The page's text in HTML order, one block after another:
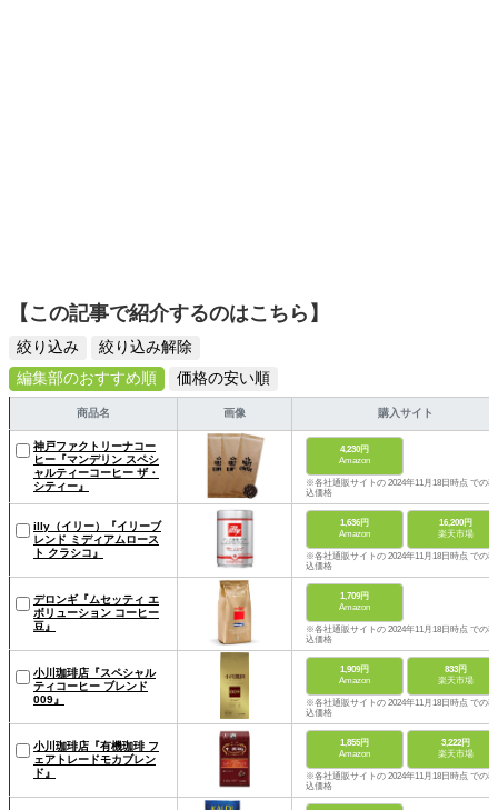
【この記事で紹介するのはこちら】
絞り込み
絞り込み解除
編集部のおすすめ順
価格の安い順
商品名 画像 購入サイト
神戸ファクトリーナコー
ヒー『マンデリン スペシ
ャルティーコーヒー ザ・
シティー』
4,230円
Amazon
※各社通販サイトの 2024年11月18日時点 での税
込価格
illy（イリー）『イリーブ
レンド ミディアムロース
ト クラシコ』
1,636円
Amazon
16,200円
楽天市場
※各社通販サイトの 2024年11月18日時点 での税
込価格
デロンギ『ムセッティ エ
ボリューション コーヒー
豆』
1,709円
Amazon
※各社通販サイトの 2024年11月18日時点 での税
込価格
小川珈琲店『スペシャル
ティコーヒー ブレンド
009』
1,909円
Amazon
833円
楽天市場
※各社通販サイトの 2024年11月18日時点 での税
込価格
小川珈琲店『有機珈琲 フ
ェアトレードモカブレン
ド』
1,855円
Amazon
3,222円
楽天市場
※各社通販サイトの 2024年11月18日時点 での税
込価格